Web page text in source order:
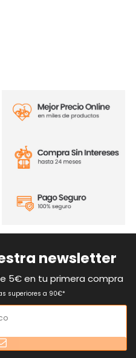
newsletter
5€ en tu primera compra
superiores a 90€*